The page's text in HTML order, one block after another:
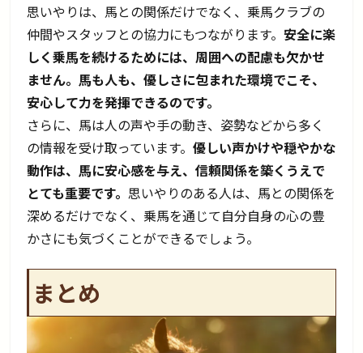
思いやりは、馬との関係だけでなく、乗馬クラブの
仲間やスタッフとの協力にもつながります。安全に楽
しく乗馬を続けるためには、周囲への配慮も欠かせ
ません。馬も人も、優しさに包まれた環境でこそ、
安心して力を発揮できるのです。
さらに、馬は人の声や手の動き、姿勢などから多く
の情報を受け取っています。優しい声かけや穏やかな
動作は、馬に安心感を与え、信頼関係を築くうえで
とても重要です。思いやりのある人は、馬との関係を
深めるだけでなく、乗馬を通じて自分自身の心の豊
かさにも気づくことができるでしょう。
まとめ